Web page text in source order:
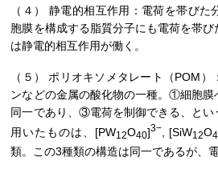
（４） 静電的相互作用：電荷を帯び
胞膜を構成する脂質分子にも電荷を帯
は静電的相互作用が働く。
（５） ポリオキソメタレート（POM
ンなどの金属の酸化物の一種。①細胞
同一であり、③電荷を制御できる、とい
用いたものは、[PW12O40]3−, [SiW12O
類。この3種類の構造は同一であるが、